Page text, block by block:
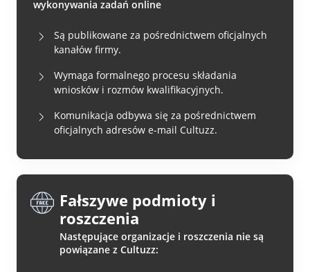
wykonywania zadań online
Są publikowane za pośrednictwem oficjalnych
kanałów firmy.
Wymaga formalnego procesu składania
wniosków i rozmów kwalifikacyjnych.
Komunikacja odbywa się za pośrednictwem
oficjalnych adresów e-mail Cultuzz.
Fałszywe podmioty i
roszczenia
Następujące organizacje i roszczenia nie są
powiązane z Cultuzz: